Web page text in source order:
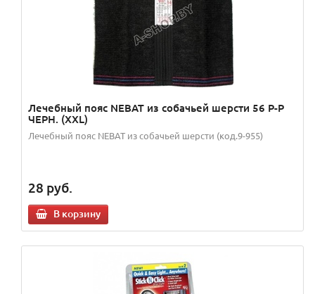
Лечебный пояс NEBAT из собачьей шерсти 56 Р-Р
ЧЕРН. (XXL)
Лечебный пояс NEBAT из собачьей шерсти (код.9-955)
28 руб.
В корзину